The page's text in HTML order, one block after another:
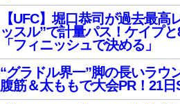
【UFC】堀口恭司が過去最高
ッスル”で計量パス！ケイプ
「フィニッシュで決める」
“グラドル界一”脚の長いラウ
腹筋＆太ももで大会PR！21